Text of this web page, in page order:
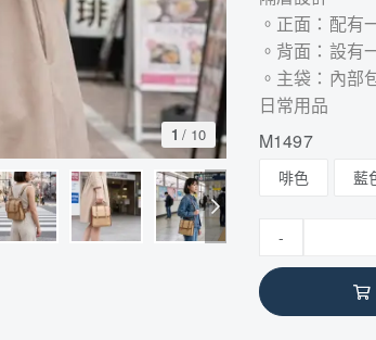
1 / 10
。正面：配有
。背面：設有
。主袋：內部
日常用品
M1497
啡色 藍
-